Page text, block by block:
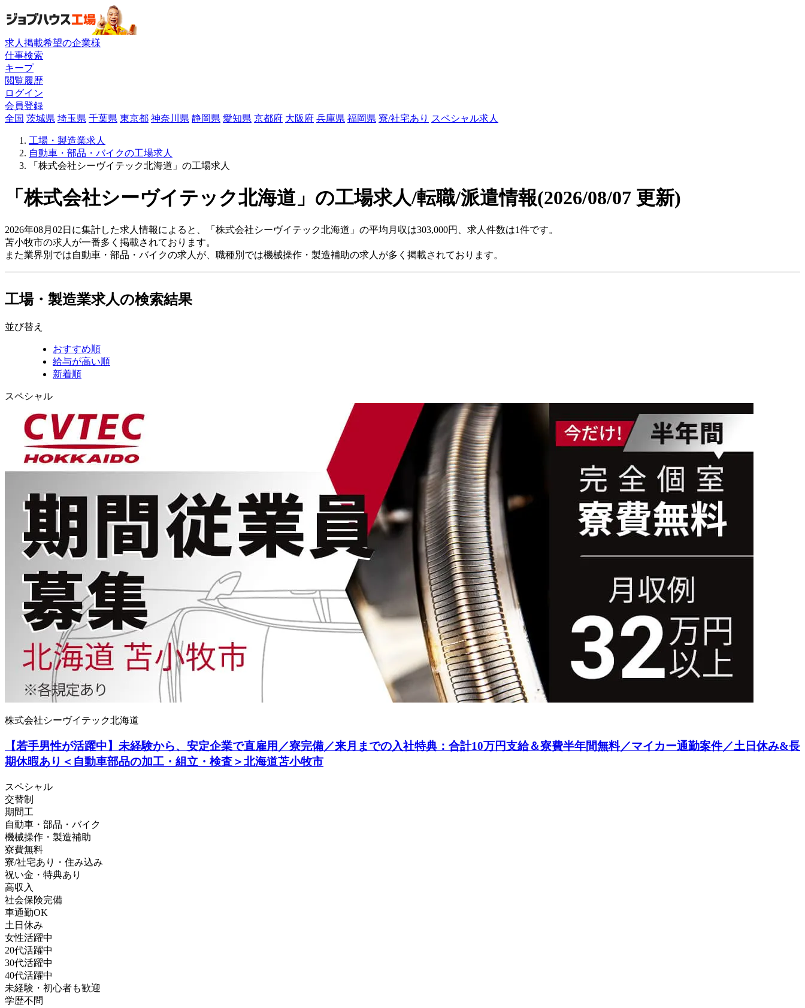
求人掲載希望の企業様
仕事検索
キープ
閲覧履歴
ログイン
会員登録
全国 茨城県 埼玉県 千葉県 東京都 神奈川県 静岡県 愛知県 京都府 大阪府 兵庫県 福岡県 寮/社宅あり スペシャル求人
工場・製造業求人
自動車・部品・バイクの工場求人
「株式会社シーヴイテック北海道」の工場求人
「株式会社シーヴイテック北海道」の工場求人/転職/派遣情報(2026/08/07 更新)
2026年08月02日に集計した求人情報によると、「株式会社シーヴイテック北海道」の平均月収は303,000円、求人件数は1件です。
苫小牧市の求人が一番多く掲載されております。
また業界別では自動車・部品・バイクの求人が、職種別では機械操作・製造補助の求人が多く掲載されております。
工場・製造業求人の検索結果
並び替え
おすすめ順
給与が高い順
新着順
スペシャル
株式会社シーヴイテック北海道
【若手男性が活躍中】未経験から、安定企業で直雇用／寮完備／来月までの入社特典：合計10万円支給＆寮費半年間無料／マイカー通勤案件／土日休み&長
期休暇あり＜自動車部品の加工・組立・検査＞北海道苫小牧市
スペシャル
交替制
期間工
自動車・部品・バイク
機械操作・製造補助
寮費無料
寮/社宅あり・住み込み
祝い金・特典あり
高収入
社会保険完備
車通勤OK
土日休み
女性活躍中
20代活躍中
30代活躍中
40代活躍中
未経験・初心者も歓迎
学歴不問